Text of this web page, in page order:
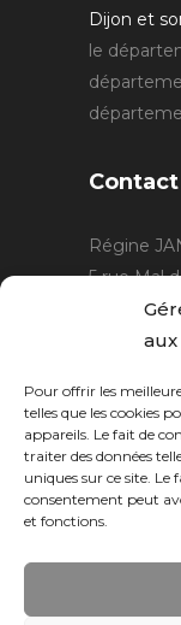
Pour offrir les
telles que les cookies
appareils. Le fait de
traiter des données
uniques sur ce site. Le
consentement peut
et fonctions.
Dijon et
le
Contact
Régine
5 rue Mal
21220
06 15 15
Horaires :